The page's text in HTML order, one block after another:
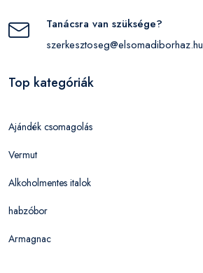
Tanácsra van szüksége?
szerkesztoseg@elsomadiborhaz.hu
Top kategóriák
Ajándék csomagolás
Vermut
Alkoholmentes italok
habzóbor
Armagnac